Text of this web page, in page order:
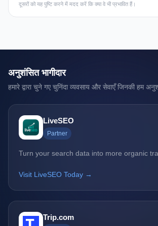
दूसरों को यह पुष्टि करने में मदद करें कि क्या वे भी प्रभावित हैं।
अनुशंसित भागीदार
हमारे द्वारा चुने गए चुनिंदा व्यवसाय और सेवाएँ जिनकी हम
LiveSEO
Partner
Turn your search data into more organic
Visit LiveSEO Today →
Trip.com